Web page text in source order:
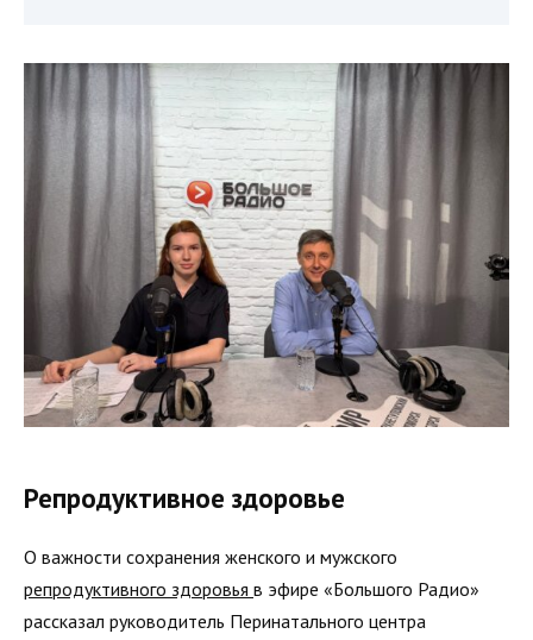
Репродуктивное здоровье
О важности сохранения женского и мужского
репродуктивного здоровья в эфире «Большого Радио»
рассказал руководитель Перинатального центра